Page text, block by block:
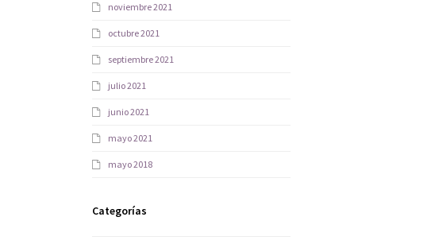
noviembre 2021
octubre 2021
septiembre 2021
julio 2021
junio 2021
mayo 2021
mayo 2018
Categorías